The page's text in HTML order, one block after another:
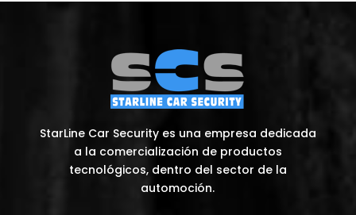
StarLine Car Security es una empresa dedicada
a la comercialización de productos
tecnológicos, dentro del sector de la
automoción.